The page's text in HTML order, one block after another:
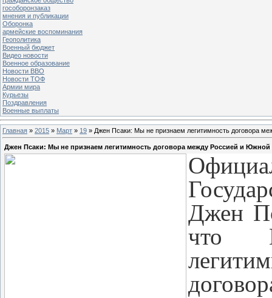
гособоронзаказ
мнения и публикации
Оборонка
армейские воспоминания
Геополитика
Военный бюджет
Видео новости
Военное образование
Новости ВВО
Новости ТОФ
Армии мира
Курьезы
Поздравления
Военные выплаты
Главная » 2015 » Март » 19 » Джен Псаки: Мы не признаем легитимность договора
Джен Псаки: Мы не признаем легитимность договора между Россией и Южной
Джен
что